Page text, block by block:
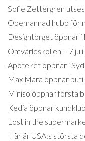
Sofie Zettergren
Obemannad hubb för
Designtorget öppnar
Omvärldskollen – 7
Apoteket öppnar i
Max Mara öppnar
Miniso öppnar första
Kedja öppnar
Lost in the
Här är USA:s största